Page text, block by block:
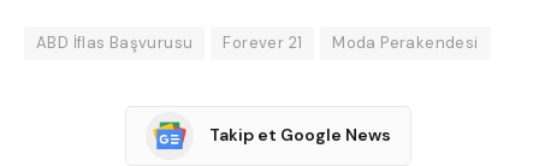
ABD İflas Başvurusu Forever 21 Moda Perakendesi
Takip et Google News